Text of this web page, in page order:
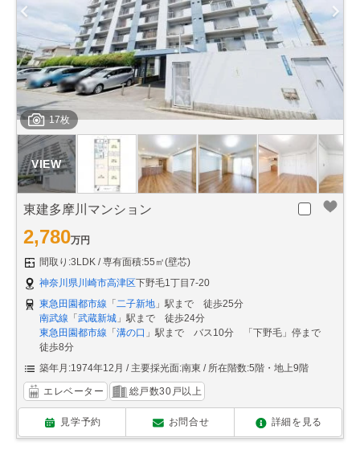
17枚
東建多摩川マンション
2,780万円
間取り:3LDK
専有面積:55㎡(壁芯)
神奈川県川崎市高津区下野毛1丁目7-20
東急田園都市線 「 二子新地 」駅まで 徒歩25分
南武線 「 武蔵新城 」駅まで 徒歩24分
東急田園都市線 「 溝の口 」駅まで バス10分 「下野毛」停まで
徒歩8分
築年月:1974年12月
主要採光面:南東 所在階数:5階・地上9階
エレベーター 総戸数30戸以上
見学予約 お問合せ 詳細を見る